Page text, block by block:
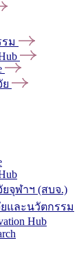
ม
จุฬาฯ (สบจ.)
และนวัตกรรม
Hub